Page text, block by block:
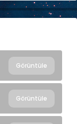
Görüntüle
Görüntüle